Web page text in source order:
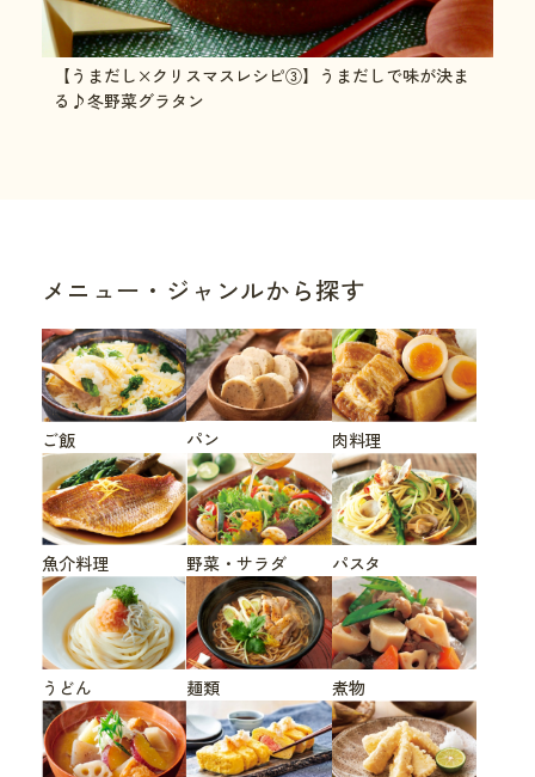
【うまだし×クリスマスレシピ③】うまだしで味が決ま
る♪冬野菜グラタン
メニュー・ジャンルから探す
ご飯 パン 肉料理
魚介料理 野菜・サラダ パスタ
うどん 麺類 煮物